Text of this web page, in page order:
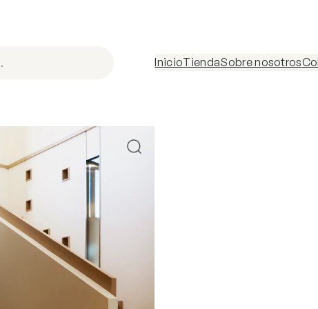
InicioTiendaSobre nosotros